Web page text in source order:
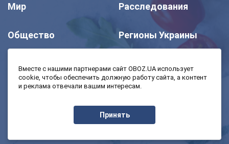
Мир Расследования
Общество Регионы Украины
Моя школа Авто
Экономика
Вместе с нашими партнерами сайт OBOZ.UA использует
cookie, чтобы обеспечить должную работу сайта, а контент
и реклама отвечали вашим интересам.
Принять